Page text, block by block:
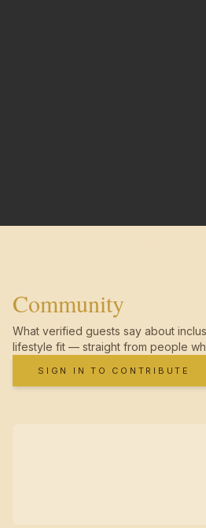
Community
What verified guests say about
lifestyle fit — straight from people
SIGN IN TO CONTRIBUTE